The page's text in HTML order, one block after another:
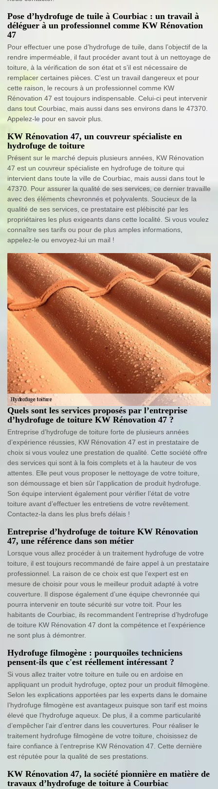
Pose d’hydrofuge de tuile à Courbiac : un travail à
déléguer à un professionnel comme KW Rénovation
47
Pour effectuer une pose d’hydrofuge de tuile, dans l’objectif de la
rendre imperméable, il faut procéder avant tout à un nettoyage de
toiture, à la vérification de son état et s’il est nécessaire de
remplacer certaines pièces. C’est un travail dangereux et pour
cette raison, le recours à un professionnel comme KW
Rénovation 47 est toujours indispensable. Celui-ci peut intervenir
dans tout Courbiac, mais aussi dans ses environs dans le 47370.
Appelez-le pour en savoir plus.
KW Rénovation 47, un couvreur spécialiste en
hydrofuge de toiture
Présent sur le marché depuis plusieurs années, KW Rénovation
47 est un couvreur spécialiste en hydrofuge de toiture qui
intervient dans toute la ville de Courbiac, mais aussi dans tout le
47370. Pour assurer la qualité de ses services, ce dernier travaille
avec des éléments chevronnés et polyvalents. Soucieux de la
qualité de ses services, ce prestataire est plébiscité par les
propriétaires les plus exigeants dans cette localité. Si vous voulez
connaître ses tarifs ou pour de plus amples informations,
appelez-le ou envoyez-lui un mail !
Quels sont les services proposés par l’entreprise
d’hydrofuge de toiture KW Rénovation 47 ?
Entreprise d’hydrofuge de toiture forte de plusieurs années
d’expérience réussies, KW Rénovation 47 est in prestataire de
choix si vous voulez une prestation de qualité. Cette société offre
des services qui sont à la fois complets et à la hauteur de vos
attentes. Elle peut vous proposer le nettoyage de votre toiture,
son démoussage et bien sûr l’application de produit hydrofuge.
Son équipe intervient également pour vérifier l’état de votre
toiture avant d’effectuer les entretiens de votre revêtement.
Contactez-la dans les plus brefs délais !
Entreprise d’hydrofuge de toiture KW Rénovation
47, une référence dans son métier
Lorsque vous allez procéder à un traitement hydrofuge de votre
toiture, il est toujours recommandé de faire appel à un prestataire
professionnel. La raison de ce choix est que l’expert est en
mesure de choisir pour vous le meilleur produit adapté à votre
couverture. Il dispose également d’une équipe chevronnée qui
pourra intervenir en toute sécurité sur votre toit. Pour les
habitants de Courbiac, ils recommandent l’entreprise d’hydrofuge
de toiture KW Rénovation 47 dont la compétence et l’expérience
ne sont plus à démontrer.
Hydrofuge filmogène : pourquoiles techniciens
pensent-ils que c'est réellement intéressant ?
Si vous allez traiter votre toiture en tuile ou en ardoise en
appliquant un produit hydrofuge, optez pour un produit filmogène.
Selon les explications apportées par les experts dans le domaine
l’hydrofuge filmogène est avantageux puisque son tarif est moins
élevé que l’hydrofuge aqueux. De plus, il a comme particularité
d’empêcher l’air d’entrer dans les couvertures. Pour réaliser le
traitement hydrofuge filmogène de votre toiture, choisissez de
faire confiance à l’entreprise KW Rénovation 47. Cette dernière
est réputée pour la qualité de ses prestations.
KW Rénovation 47, la société pionnière en matière de
travaux d’hydrofuge de toiture à Courbiac